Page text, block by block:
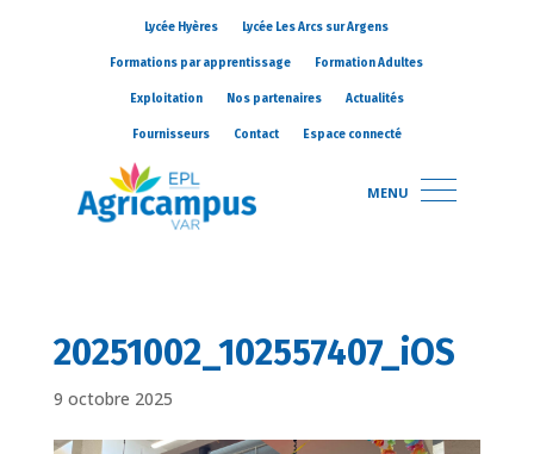
Lycée Hyères Lycée Les Arcs sur Argens
Formations par apprentissage Formation Adultes
Exploitation Nos partenaires Actualités
Fournisseurs Contact Espace connecté
MENU
20251002_102557407_iOS
9 octobre 2025